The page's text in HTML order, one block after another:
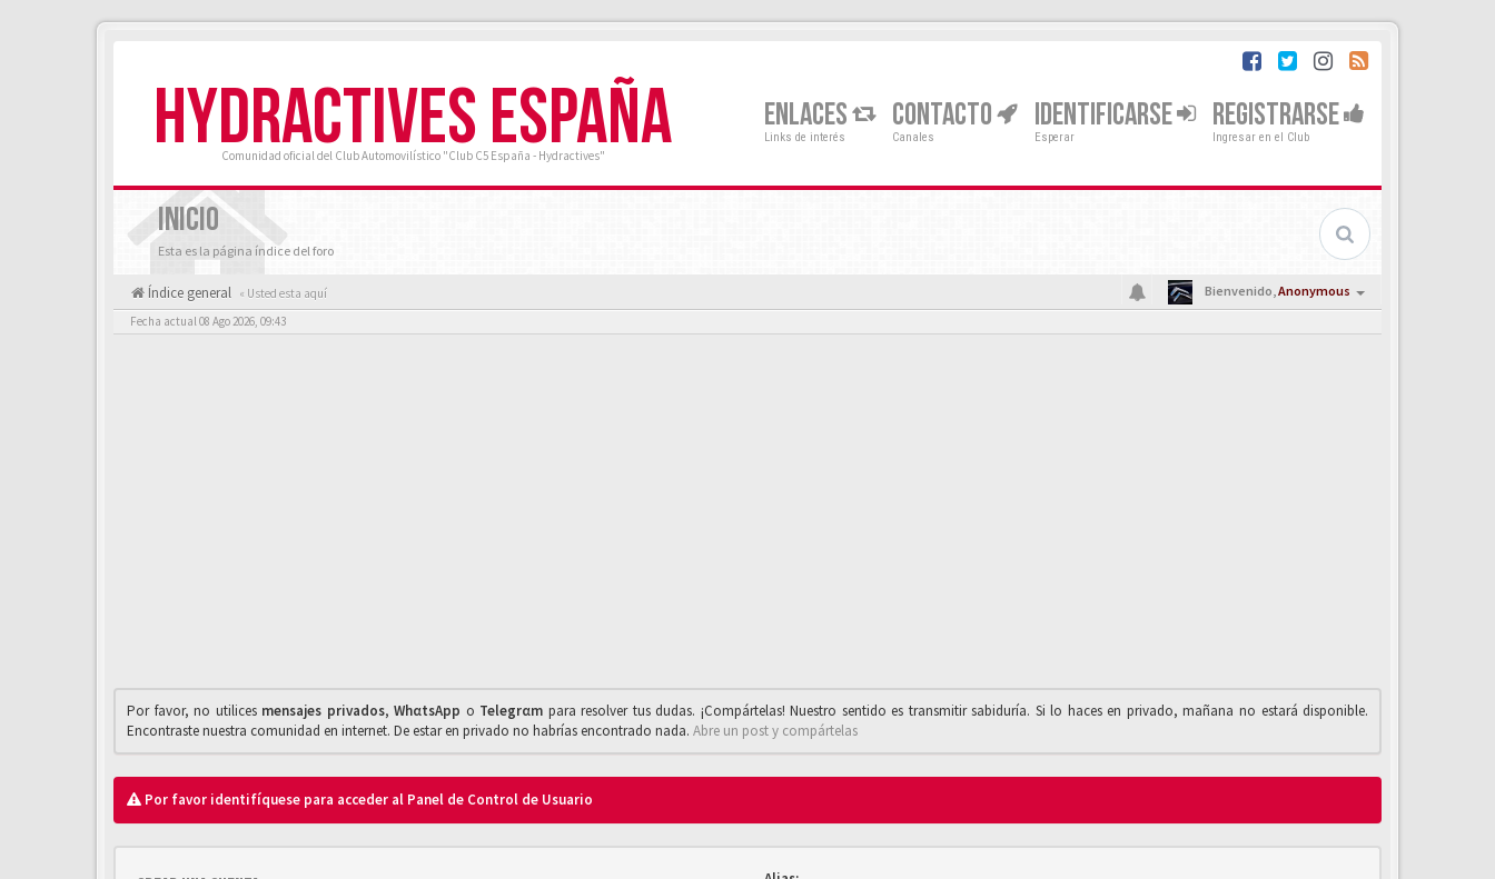
HYDRACTIVES ESPAÑA
Comunidad oficial del Club Automovilístico "Club C5 España - Hydractives"
ENLACES
Links de interés
CONTACTO
Canales
IDENTIFICARSE
Esperar
REGISTRARSE
Ingresar en el Club
INICIO
Esta es la página índice del foro
Índice general « Usted esta aquí Bienvenido,Anonymous
Fecha actual 08 Ago 2026, 09:43
Por favor, no utilices mensajes privados,WhαtsApp o Telegrαm para resolver tus dudas. ¡Compártelas! Nuestro sentido es transmitir sabiduría. Si lo haces en privado, mañana no estará disponible.
Encontraste nuestra comunidad en internet. De estar en privado no habrías encontrado nada. Abre un post y compártelas
Por favor identifíquese para acceder al Panel de Control de Usuario